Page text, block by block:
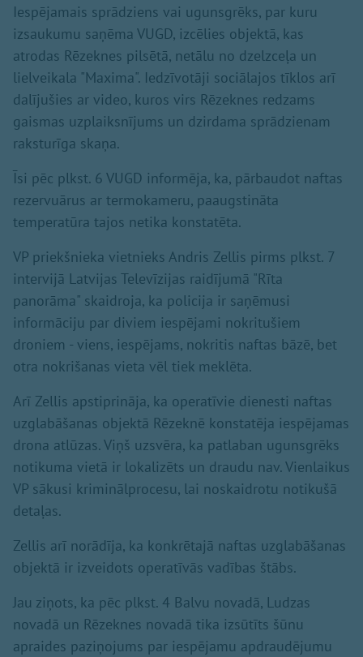
Iespējamais sprādziens vai ugunsgrēks, par kuru
izsaukumu saņēma VUGD, izcēlies objektā, kas
atrodas Rēzeknes pilsētā, netālu no dzelzceļa un
lielveikala "Maxima". Iedzīvotāji sociālajos tīklos arī
dalījušies ar video, kuros virs Rēzeknes redzams
gaismas uzplaiksnījums un dzirdama sprādzienam
raksturīga skaņa.
Īsi pēc plkst. 6 VUGD informēja, ka, pārbaudot naftas
rezervuārus ar termokameru, paaugstināta
temperatūra tajos netika konstatēta.
VP priekšnieka vietnieks Andris Zellis pirms plkst. 7
intervijā Latvijas Televīzijas raidījumā "Rīta
panorāma" skaidroja, ka policija ir saņēmusi
informāciju par diviem iespējami nokritušiem
droniem - viens, iespējams, nokritis naftas bāzē, bet
otra nokrišanas vieta vēl tiek meklēta.
Arī Zellis apstiprināja, ka operatīvie dienesti naftas
uzglabāšanas objektā Rēzeknē konstatēja iespējamas
drona atlūzas. Viņš uzsvēra, ka patlaban ugunsgrēks
notikuma vietā ir lokalizēts un draudu nav. Vienlaikus
VP sākusi kriminālprocesu, lai noskaidrotu notikušā
detaļas.
Zellis arī norādīja, ka konkrētajā naftas uzglabāšanas
objektā ir izveidots operatīvās vadības štābs.
Jau ziņots, ka pēc plkst. 4 Balvu novadā, Ludzas
novadā un Rēzeknes novadā tika izsūtīts šūnu
apraides paziņojums par iespējamu apdraudējumu